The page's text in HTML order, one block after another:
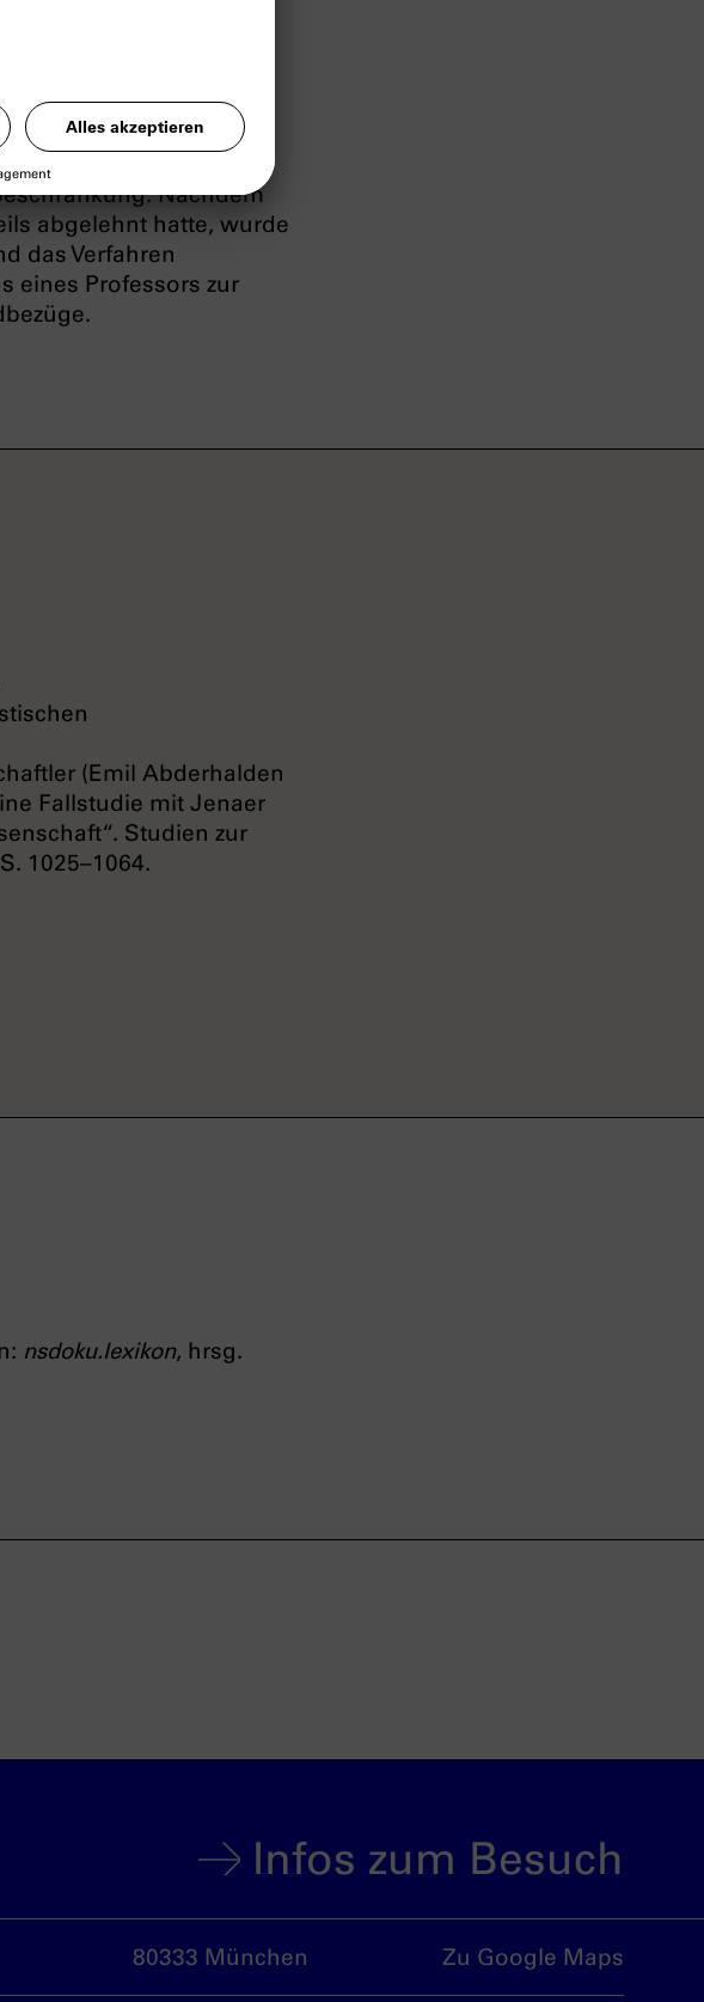
Mai 1945 entlassen
zu einem Jahr
weiterhin zu
Nachdem
abgelehnt hatte, wurde
das Verfahren
eines Professors zur
(Emil Abderhalden
Fallstudie mit Jenaer
Studien zur
1025–1064.
nsdoku.lexikon, hrsg.
Infos zum Besuch
80333 München Zu Google Maps